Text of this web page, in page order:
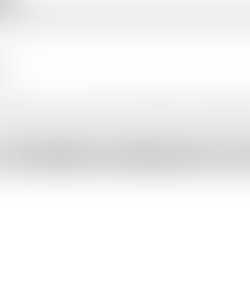
installations d'automatiser, de gérer, de surveiller
pour votre travail. Nos relations de longue
MARQUES